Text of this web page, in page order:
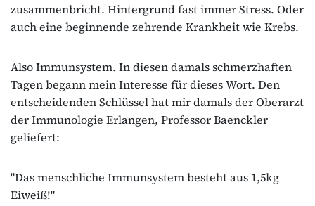
zusammenbricht. Hintergrund fast immer Stress. Oder
auch eine beginnende zehrende Krankheit wie Krebs.
Also Immunsystem. In diesen damals schmerzhaften
Tagen begann mein Interesse für dieses Wort. Den
entscheidenden Schlüssel hat mir damals der Oberarzt
der Immunologie Erlangen, Professor Baenckler
geliefert:
"Das menschliche Immunsystem besteht aus 1,5kg
Eiweiß!"